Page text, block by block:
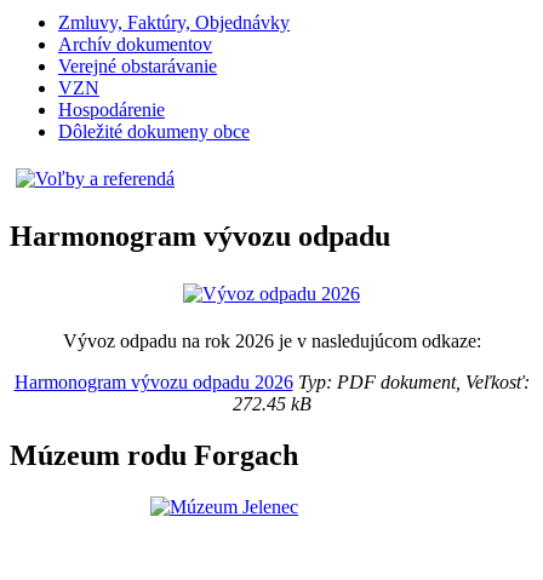
Zmluvy, Faktúry, Objednávky
Archív dokumentov
Verejné obstarávanie
VZN
Hospodárenie
Dôležité dokumeny obce
Harmonogram vývozu odpadu
Vývoz odpadu na rok 2026 je v nasledujúcom odkaze:
Harmonogram vývozu odpadu 2026Typ: PDF dokument, Veľkosť:
272.45 kB
Múzeum rodu Forgach